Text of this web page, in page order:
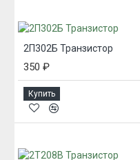
2П302Б Транзистор
350 ₽
Купить